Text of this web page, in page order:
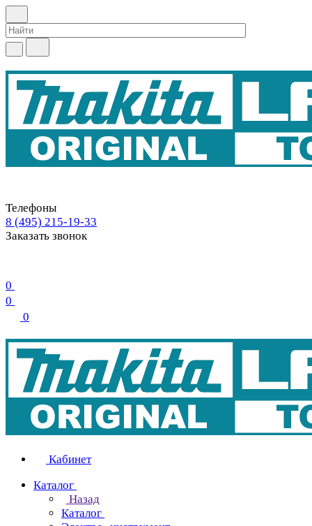
Телефоны
8 (495) 215-19-33
Заказать звонок
0
0
0
Кабинет
Каталог
Назад
Каталог